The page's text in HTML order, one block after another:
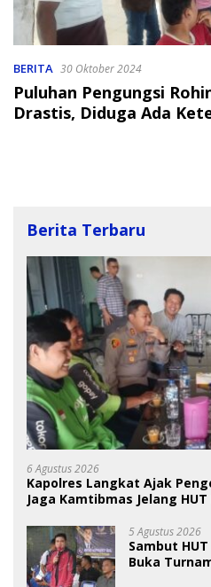
BERITA 30 Oktober 2024
Puluhan Pengungsi
Drastis, Diduga Ada
Berita Terbaru
6 Agustus 2026
Kapolres Langkat Ajak
Jaga Kamtibmas Jelang HUT
5 Agustus 2026
Sambut
Buka